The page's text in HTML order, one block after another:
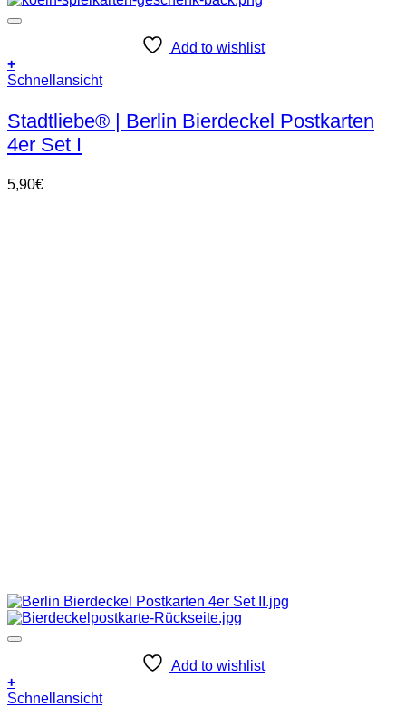
Add to wishlist
+
Schnellansicht
Stadtliebe® | Berlin Bierdeckel Postkarten
4er Set I
5,90€
Add to wishlist
+
Schnellansicht